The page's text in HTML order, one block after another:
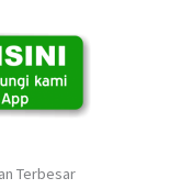
Terbesar